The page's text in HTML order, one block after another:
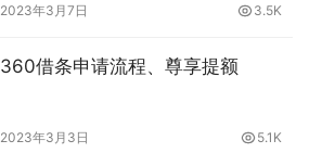
2023年3月7日 3.5K
360借条申请流程、尊享提额
2023年3月3日 5.1K